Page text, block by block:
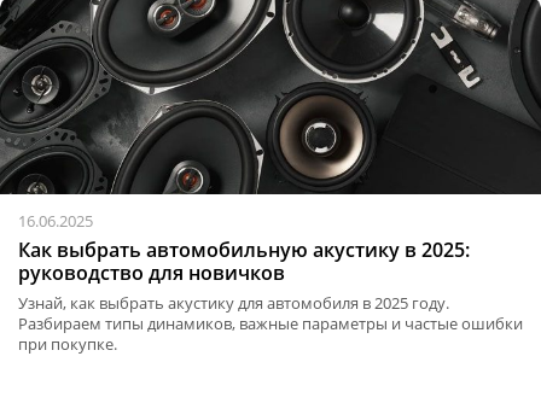
16.06.2025
Как выбрать автомобильную акустику в 2025:
руководство для новичков
Узнай, как выбрать акустику для автомобиля в 2025 году.
Разбираем типы динамиков, важные параметры и частые ошибки
при покупке.